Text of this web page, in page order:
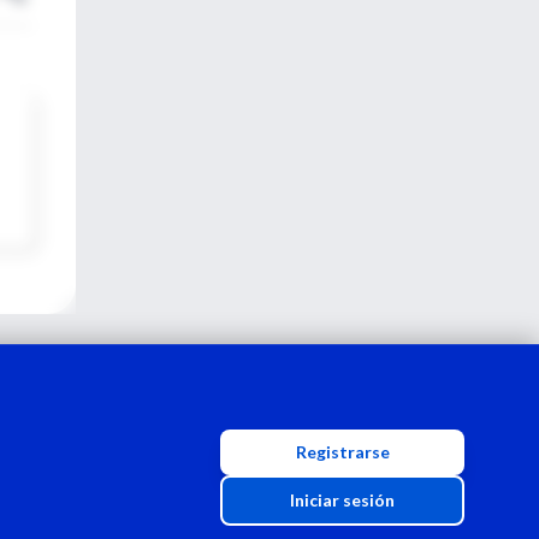
Registrarse
Iniciar sesión